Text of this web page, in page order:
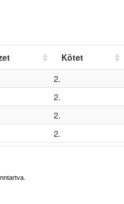
Kötet
2.
2.
2.
2.